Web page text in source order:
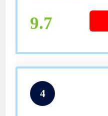
Stoccaggio
9.7
4